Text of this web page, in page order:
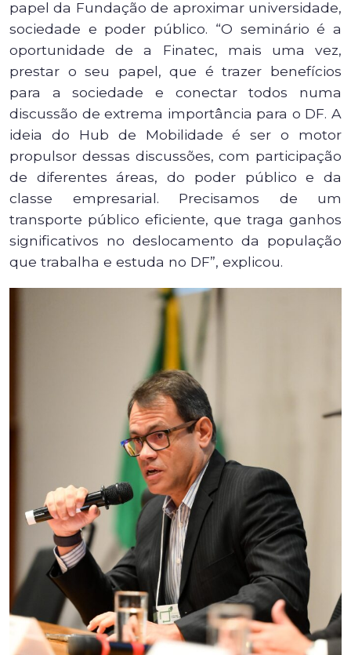
papel da Fundação de aproximar universidade,
sociedade e poder público. “O seminário é a
oportunidade de a Finatec, mais uma vez,
prestar o seu papel, que é trazer benefícios
para a sociedade e conectar todos numa
discussão de extrema importância para o DF. A
ideia do Hub de Mobilidade é ser o motor
propulsor dessas discussões, com participação
de diferentes áreas, do poder público e da
classe empresarial. Precisamos de um
transporte público eficiente, que traga ganhos
significativos no deslocamento da população
que trabalha e estuda no DF”, explicou.